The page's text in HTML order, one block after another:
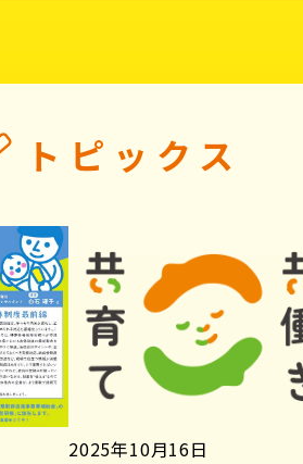
トピックス
2025年10月16日